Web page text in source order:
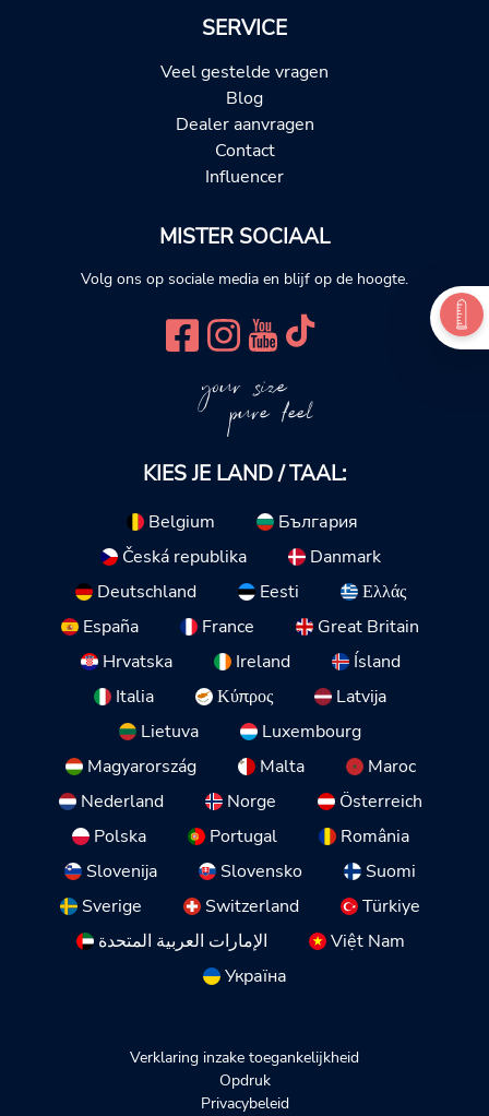
SERVICE
Veel gestelde vragen
Blog
Dealer aanvragen
Contact
Influencer
MISTER SOCIAAL
Volg ons op sociale media en blijf op de hoogte.
your size
pure feel
KIES JE LAND / TAAL:
Belgium
България
Česká republika
Danmark
Deutschland
Eesti
Ελλάς
España
France
Great Britain
Hrvatska
Ireland
Ísland
Italia
Κύπρος
Latvija
Lietuva
Luxembourg
Magyarország
Malta
Maroc
Nederland
Norge
Österreich
Polska
Portugal
România
Slovenija
Slovensko
Suomi
Sverige
Switzerland
Türkiye
الإمارات العربية المتحدة
Việt Nam
Україна
Verklaring inzake toegankelijkheid
Opdruk
Privacybeleid